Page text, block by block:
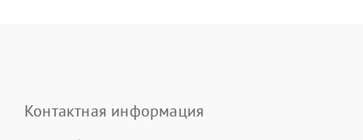
Контактная информация